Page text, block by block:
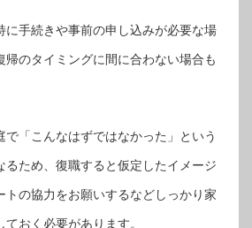
に手続きや事前の申し込みが必要な場
帰のタイミングに間に合わない場合も
で「こんなはずではなかった」という
るため、復職すると仮定したイメージ
トの協力をお願いするなどしっかり家
おく必要があります。